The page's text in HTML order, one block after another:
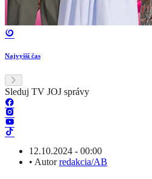
Najvyšší čas
Sleduj TV JOJ správy
12.10.2024 - 00:00
• Autorredakcia/AB